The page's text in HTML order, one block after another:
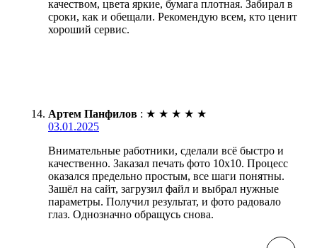
качеством, цвета яркие, бумага плотная. Забирал в
сроки, как и обещали. Рекомендую всем, кто ценит
хороший сервис.
Артем Панфилов : ★ ★ ★ ★ ★
03.01.2025
Внимательные работники, сделали всё быстро и
качественно. Заказал печать фото 10х10. Процесс
оказался предельно простым, все шаги понятны.
Зашёл на сайт, загрузил файл и выбрал нужные
параметры. Получил результат, и фото радовало
глаз. Однозначно обращусь снова.